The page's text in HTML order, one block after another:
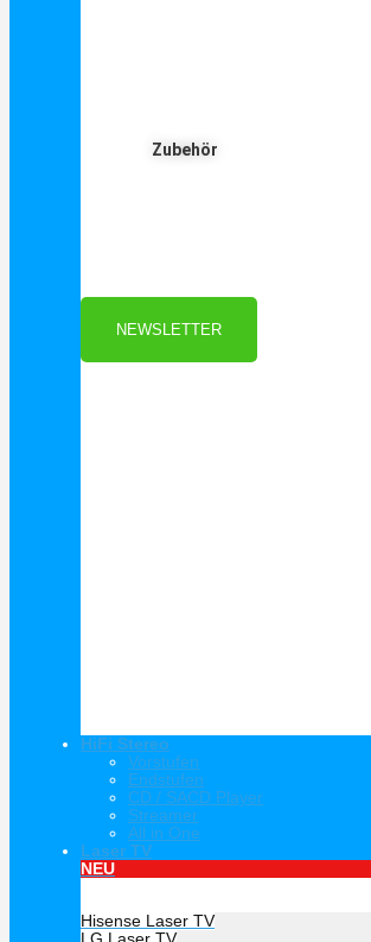
Zubehör
Als Danke schön für Ihre Anmeldung
NEWSLETTER
HiFi Stereo
Vorstufen
Endstufen
CD / SACD Player
Streamer
All in One
Laser TV
NEU
Hisense Laser TV